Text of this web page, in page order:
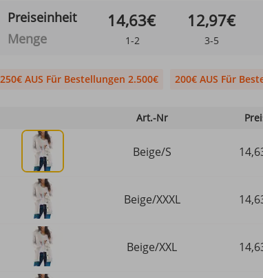
Preiseinheit
Menge
14,63€
1-2
12,97€
3-5
250€ AUS Für Bestellungen 2.500€ 200€ AUS Für
Art.-Nr
Beige/S
Beige/XXXL
Beige/XXL